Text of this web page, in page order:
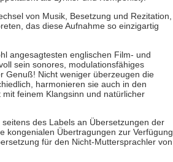
von Musik, Besetzung und Rezitation,
das diese Aufnahme so einzigartig
angesagtesten englischen Film- und
sein sonores, modulationsfähiges
Genuß! Nicht weniger überzeugen die
harmonieren sie auch in den
feinem Klangsinn und natürlicher
des Labels an Übersetzungen der
kongenialen Übertragungen zur Verfügung
für den Nicht-Muttersprachler von